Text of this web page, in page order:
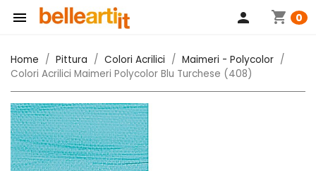
 shopping_cart 0
person
Home Pittura Colori Acrilici
Maimeri - Polycolor
Colori Acrilici Maimeri Polycolor Blu Turchese (408)